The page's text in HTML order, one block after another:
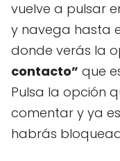
vuelve a pulsar
y navega hasta
donde verás la
contacto” que
Pulsa la opción
comentar y ya
habrás